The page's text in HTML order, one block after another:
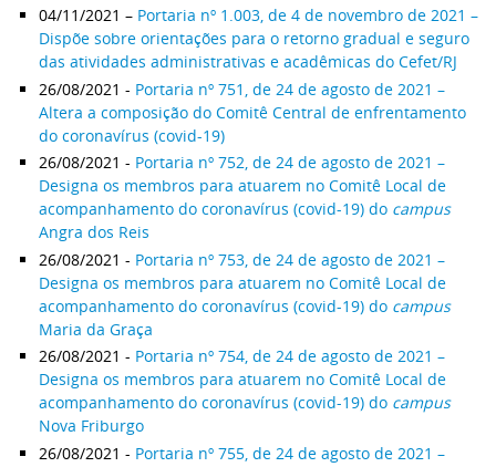
04/11/2021 – Portaria nº 1.003, de 4 de novembro de 2021 –
Dispõe sobre orientações para o retorno gradual e seguro
das atividades administrativas e acadêmicas do Cefet/RJ
26/08/2021 - Portaria nº 751, de 24 de agosto de 2021 –
Altera a composição do Comitê Central de enfrentamento
do coronavírus (covid-19)
26/08/2021 - Portaria nº 752, de 24 de agosto de 2021 –
Designa os membros para atuarem no Comitê Local de
acompanhamento do coronavírus (covid-19) do campus
Angra dos Reis
26/08/2021 - Portaria nº 753, de 24 de agosto de 2021 –
Designa os membros para atuarem no Comitê Local de
acompanhamento do coronavírus (covid-19) do campus
Maria da Graça
26/08/2021 - Portaria nº 754, de 24 de agosto de 2021 –
Designa os membros para atuarem no Comitê Local de
acompanhamento do coronavírus (covid-19) do campus
Nova Friburgo
26/08/2021 - Portaria nº 755, de 24 de agosto de 2021 –